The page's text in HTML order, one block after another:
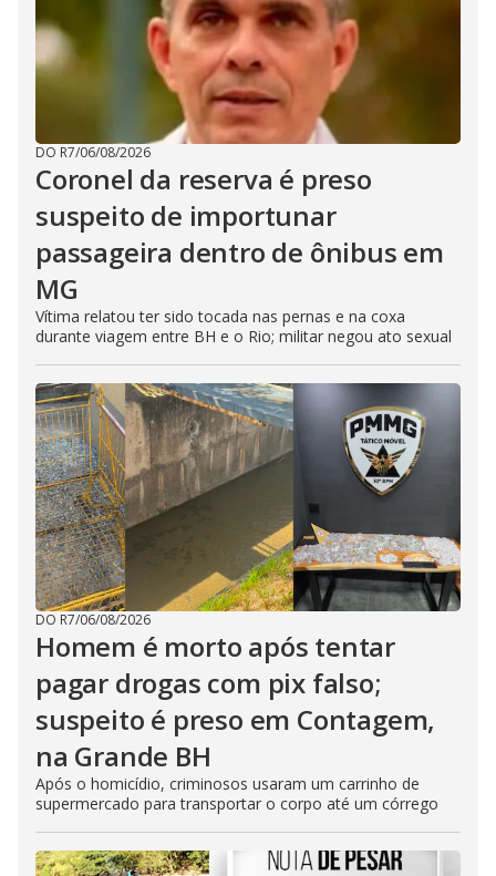
DO R7/06/08/2026
Coronel da reserva é preso
suspeito de importunar
passageira dentro de ônibus em
MG
Vítima relatou ter sido tocada nas pernas e na coxa
durante viagem entre BH e o Rio; militar negou ato sexual
DO R7/06/08/2026
Homem é morto após tentar
pagar drogas com pix falso;
suspeito é preso em Contagem,
na Grande BH
Após o homicídio, criminosos usaram um carrinho de
supermercado para transportar o corpo até um córrego